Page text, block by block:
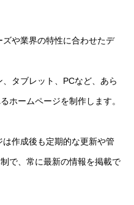
や業界の特性に合わせたデ
タブレット、PCなど、あら
ホームページを制作します。
作成後も定期的な更新や管
で、常に最新の情報を掲載で